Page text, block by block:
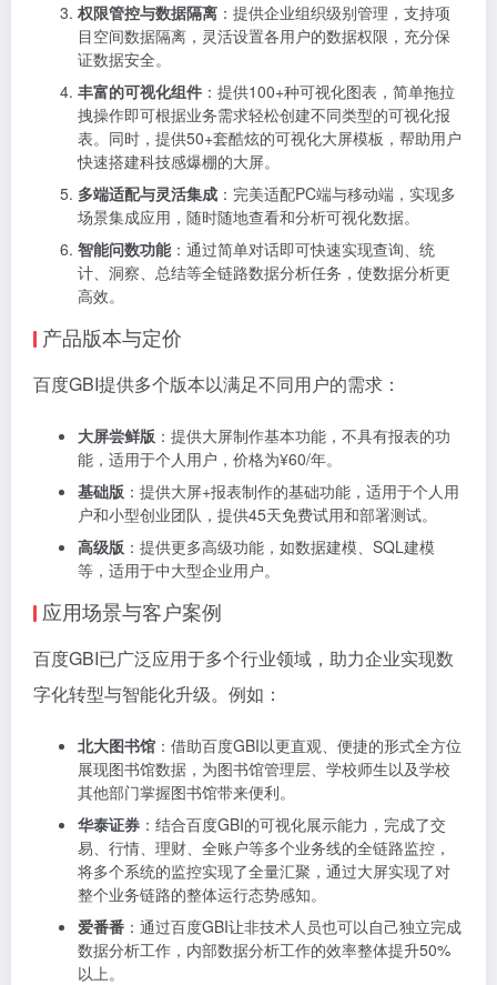
权限管控与数据隔离 ：提供企业组织级别管理，支持项
目空间数据隔离，灵活设置各用户的数据权限，充分保
证数据安全。
丰富的可视化组件 ：提供100+种可视化图表，简单拖拉
拽操作即可根据业务需求轻松创建不同类型的可视化报
表。同时，提供50+套酷炫的可视化大屏模板，帮助用户
快速搭建科技感爆棚的大屏。
多端适配与灵活集成 ：完美适配PC端与移动端，实现多
场景集成应用，随时随地查看和分析可视化数据。
智能问数功能：通过简单对话即可快速实现查询、统
计、洞察、总结等全链路数据分析任务，使数据分析更
高效。
产品版本与定价
百度GBI提供多个版本以满足不同用户的需求：
大屏尝鲜版 ：提供大屏制作基本功能，不具有报表的功
能，适用于个人用户，价格为¥60/年。
基础版 ：提供大屏+报表制作的基础功能，适用于个人用
户和小型创业团队，提供45天免费试用和部署测试。
高级版 ：提供更多高级功能，如数据建模、SQL建模
等，适用于中大型企业用户。
应用场景与客户案例
百度GBI已广泛应用于多个行业领域，助力企业实现数
字化转型与智能化升级。例如：
北大图书馆 ：借助百度GBI以更直观、便捷的形式全方位
展现图书馆数据，为图书馆管理层、学校师生以及学校
其他部门掌握图书馆带来便利。
华泰证券 ：结合百度GBI的可视化展示能力，完成了交
易、行情、理财、全账户等多个业务线的全链路监控，
将多个系统的监控实现了全量汇聚，通过大屏实现了对
整个业务链路的整体运行态势感知。
爱番番 ：通过百度GBI让非技术人员也可以自己独立完成
数据分析工作，内部数据分析工作的效率整体提升50%
以上。